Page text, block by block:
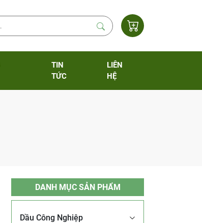
TIN
TỨC
LIÊN
HỆ
DANH MỤC SẢN PHẨM
Dầu Công Nghiệp